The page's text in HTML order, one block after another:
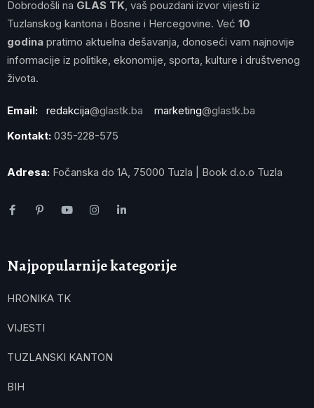
Dobrodošli na GLAS TK , vaš pouzdani izvor vijesti iz
Tuzlanskog kantona i Bosne i Hercegovine. Već 10
godina pratimo aktuelna dešavanja, donoseći vam najnovije
informacije iz politike, ekonomije, sporta, kulture i društvenog
života.
Email: redakcija@glastk.ba marketing@glastk.ba
Kontakt: 035-228-575
Adresa: Fočanska do 1A, 75000 Tuzla | Book d.o.o Tuzla
Najpopularnije kategorije
HRONIKA TK
VIJESTI
TUZLANSKI KANTON
BIH